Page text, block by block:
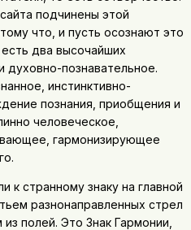
подчинены этой
что, и пусть осознают это
два высочайших
духовно-познавательное.
инстинктивно-
познания, приобщения и
человеческое,
гармонизирующее
странному знаку на главной
разнонаправленных стрел
полей. Это Знак Гармонии,